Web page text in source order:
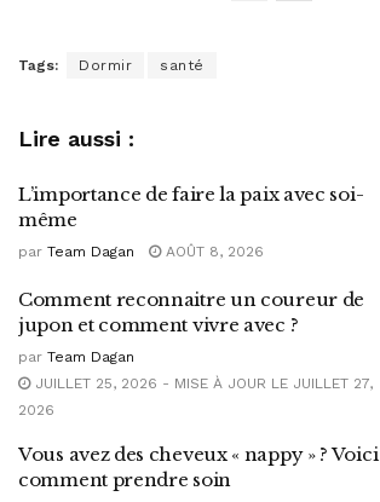
Tags: Dormir santé
Lire aussi :
L’importance de faire la paix avec soi-
même
par Team Dagan AOÛT 8, 2026
Comment reconnaitre un coureur de
jupon et comment vivre avec ?
par Team Dagan
JUILLET 25, 2026 - MISE À JOUR LE JUILLET 27,
2026
Vous avez des cheveux « nappy » ? Voici
comment prendre soin